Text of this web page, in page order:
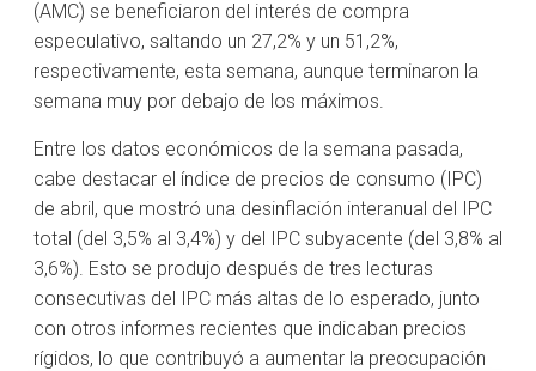
(AMC) se beneficiaron del interés de compra
especulativo, saltando un 27,2% y un 51,2%,
respectivamente, esta semana, aunque terminaron la
semana muy por debajo de los máximos.
Entre los datos económicos de la semana pasada,
cabe destacar el índice de precios de consumo (IPC)
de abril, que mostró una desinflación interanual del IPC
total (del 3,5% al 3,4%) y del IPC subyacente (del 3,8% al
3,6%). Esto se produjo después de tres lecturas
consecutivas del IPC más altas de lo esperado, junto
con otros informes recientes que indicaban precios
rígidos, lo que contribuyó a aumentar la preocupación